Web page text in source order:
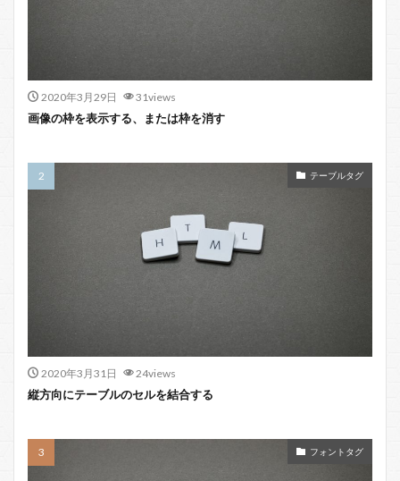
2020年3月29日 31views
画像の枠を表示する、または枠を消す
テーブルタグ
2020年3月31日 24views
縦方向にテーブルのセルを結合する
フォントタグ